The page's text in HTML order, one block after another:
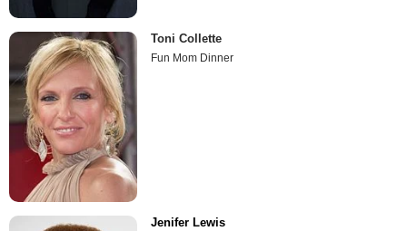
Toni Collette
Fun Mom Dinner
Jenifer Lewis